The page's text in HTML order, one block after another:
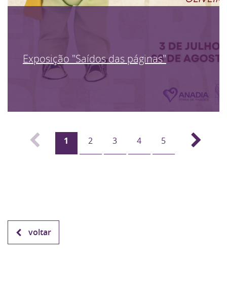
Exposição "Saídos das páginas"
1 2 3 4 5
voltar